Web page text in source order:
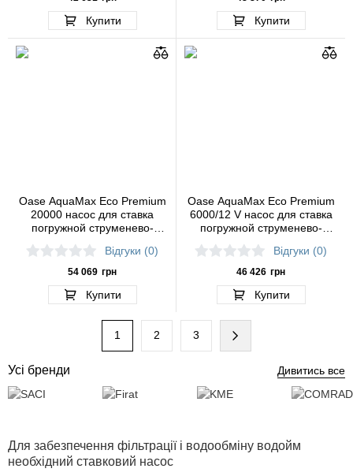
Купити Купити
Oase AquaMax Eco Premium
20000 насос для ставка
погружной струменево-
Відгуки (0)
54 069 грн
Купити
Oase AquaMax Eco Premium
6000/12 V насос для ставка
погружной струменево-
Відгуки (0)
46 426 грн
Купити
1 2 3
Усі бренди Дивитись все
Для забезпечення фільтрації і водообміну водойм
необхідний ставковий насос